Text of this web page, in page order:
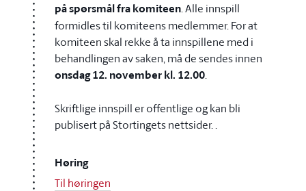
på spørsmål fra komiteen. Alle innspill
formidles til komiteens medlemmer. For at
komiteen skal rekke å ta innspillene med i
behandlingen av saken, må de sendes innen
onsdag 12. november kl. 12.00.
Skriftlige innspill er offentlige og kan bli
publisert på Stortingets nettsider. .
Høring
Til høringen